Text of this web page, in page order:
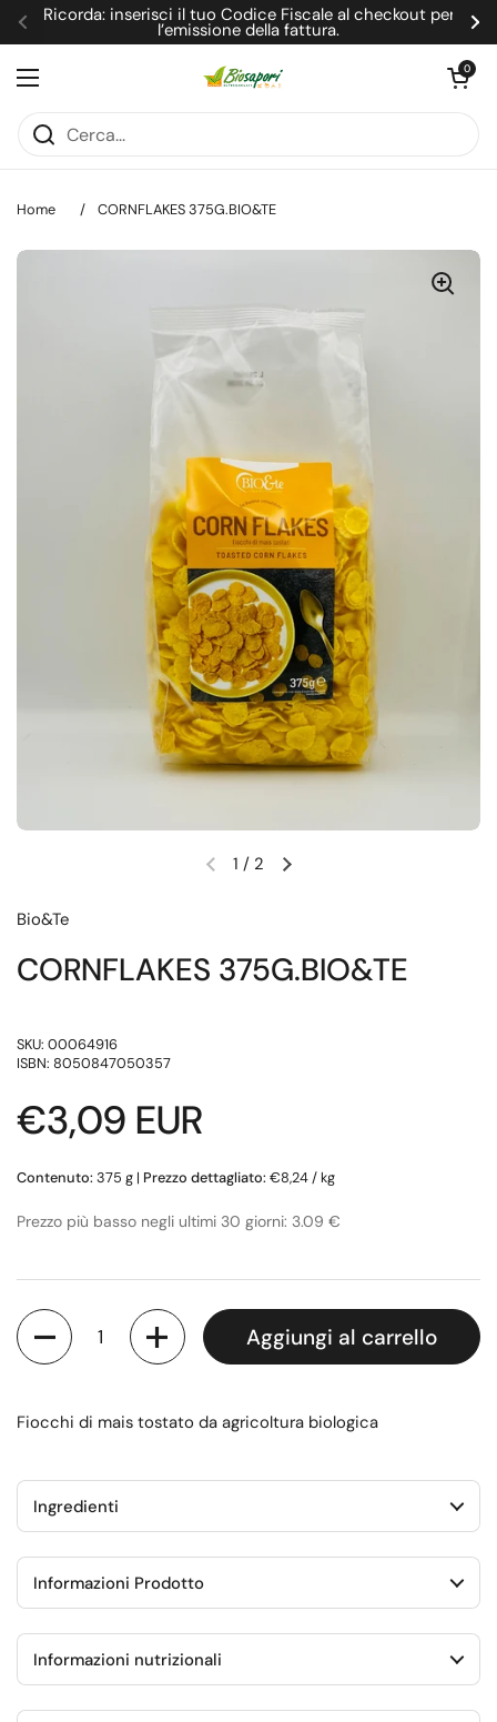
Passa ai contenuti
Precedente
Ricorda: inserisci il tuo Codice Fiscale al checkout per
l’emissione della fattura.
Apri menu
Apri
0
Home / CORNFLAKES 375G.BIO&TE
Diapositiva precedente
Diapositiva successiva
1 / 2
Bio&Te
CORNFLAKES 375G.BIO&TE
SKU: 00064916
ISBN: 8050847050357
Prezzo di listino
€3,09 EUR
Contenuto: 375 g | Prezzo dettagliato: €8,24 / kg
Prezzo più basso negli ultimi 30 giorni: 3.09 €
Quantità
Aggiungi al carrello
Fiocchi di mais tostato da agricoltura biologica
Ingredienti
Informazioni Prodotto
Informazioni nutrizionali